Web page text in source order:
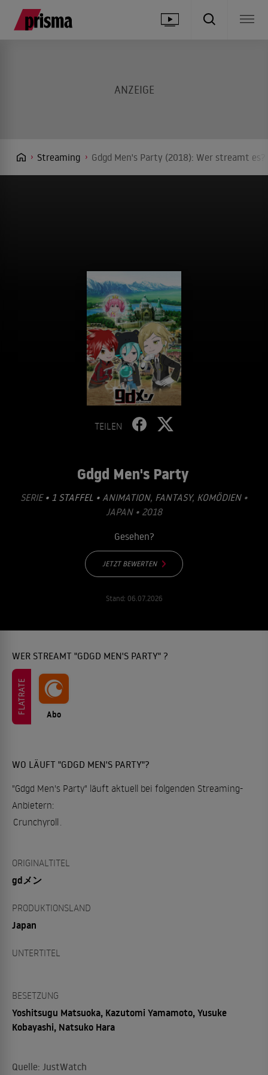
Streaming Gdgd Men's Party (2018): Wer streamt
TEILEN
Gdgd Men's Party
SERIE • 1 STAFFEL • ANIMATION, FANTASY, KOMÖDIEN•
JAPAN • 2018
Gesehen?
JETZT BEWERTEN
Stand: 06.07.2026
WER STREAMT "GDGD MEN'S PARTY" ?
FLATRATE Abo
WO LÄUFT "GDGD MEN'S PARTY"?
"Gdgd Men's Party" läuft aktuell bei folgenden Streaming-
Anbietern:
Crunchyroll
ORIGINALTITEL
gdメン
PRODUKTIONSLAND
Japan
UNTERTITEL
BESETZUNG
Yoshitsugu Matsuoka, Kazutomi Yamamoto, Yusuke
Kobayashi, Natsuko Hara
Quelle: JustWatch